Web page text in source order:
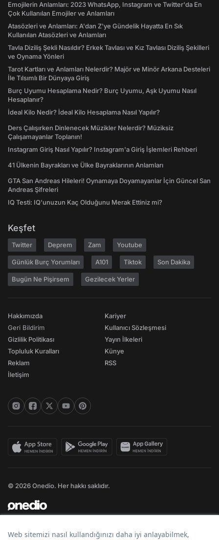
Emojilerin Anlamları: 2023 WhatsApp, Instagram ve Twitter'da En
Çok Kullanılan Emojiler ve Anlamları
Atasözleri ve Anlamları: A'dan Z'ye Gündelik Hayatta En Sık
Kullanılan Atasözleri ve Anlamları
Tavla Diziliş Şekli Nasıldır? Erkek Tavlası ve Kız Tavlası Diziliş Şekilleri
ve Oynama Yönleri
Tarot Kartları ve Anlamları Nelerdir? Majör ve Minör Arkana Desteleri
İle Tılsımlı Bir Dünyaya Giriş
Burç Uyumu Hesaplama Nedir? Burç Uyumu, Aşk Uyumu Nasıl
Hesaplanır?
İdeal Kilo Nedir? İdeal Kilo Hesaplama Nasıl Yapılır?
Ders Çalışırken Dinlenecek Müzikler Nelerdir? Müziksiz
Çalışamayanlar Toplanın!
Instagram Giriş Nasıl Yapılır? Instagram'a Giriş İşlemleri Rehberi
41 Ülkenin Bayrakları ve Ülke Bayraklarının Anlamları
GTA San Andreas Hileleri! Oynamaya Doyamayanlar İçin Güncel San
Andreas Şifreleri
IQ Testi: IQ'unuzun Kaç Olduğunu Merak Ettiniz mi?
Keşfet
Twitter Deprem Zam Youtube
Günlük Burç Yorumları A101 Tiktok Son Dakika
Bugün Ne Pişirsem Gezilecek Yerler
Hakkımızda
Geri Bildirim
Gizlilik Politikası
Topluluk Kuralları
Reklam
İletişim
Kariyer
Kullanıcı Sözleşmesi
Yayın İlkeleri
Künye
RSS
© 2026 Onedio. Her hakkı saklıdır.